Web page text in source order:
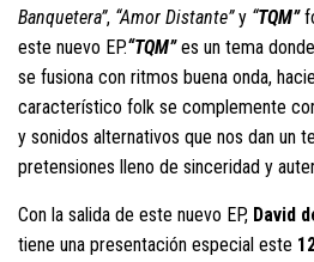
Banquetera”, “Amor Distante”y “TQM”
este nuevo EP.“TQM”es un tema
se fusiona con ritmos buena onda,
característico folk se complemente
y sonidos alternativos que nos dan un
pretensiones lleno de sinceridad y
Con la salida de este nuevo EP, David
tiene una presentación especial este